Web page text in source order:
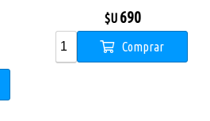
$U 690
Comprar